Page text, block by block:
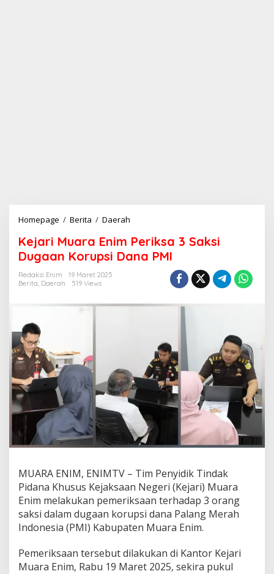
Homepage / Berita / Daerah
j
a
r
a
m
P
e
r
k
s
a
S
a
k
s
i
D
g
Kejari Muara Enim Periksa 3 Saksi
Dugaan Korupsi Dana PMI
Redaksi Enim
19 Maret 2025
Berita, Daerah 519 Views
MUARA ENIM, ENIMTV – Tim Penyidik Tindak
Pidana Khusus Kejaksaan Negeri (Kejari) Muara
Enim melakukan pemeriksaan terhadap 3 orang
saksi dalam dugaan korupsi dana Palang Merah
Indonesia (PMI) Kabupaten Muara Enim.
Pemeriksaan tersebut dilakukan di Kantor Kejari
Muara Enim, Rabu 19 Maret 2025, sekira pukul